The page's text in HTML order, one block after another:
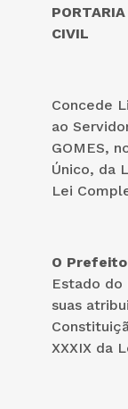
CIVIL
Concede
ao
GOMES,
Único, da
Lei
O
Estado do
suas
XXXIX da